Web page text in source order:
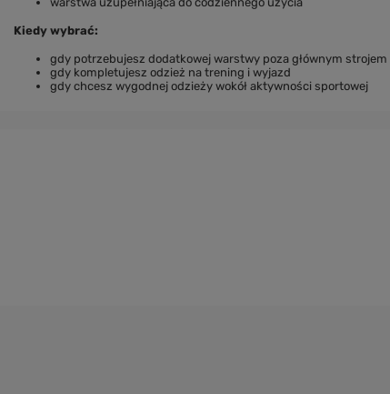
Kiedy wybrać:
gdy potrzebujesz dodatkowej warstwy poza głównym strojem
gdy kompletujesz odzież na trening i wyjazd
gdy chcesz wygodnej odzieży wokół aktywności sportowej